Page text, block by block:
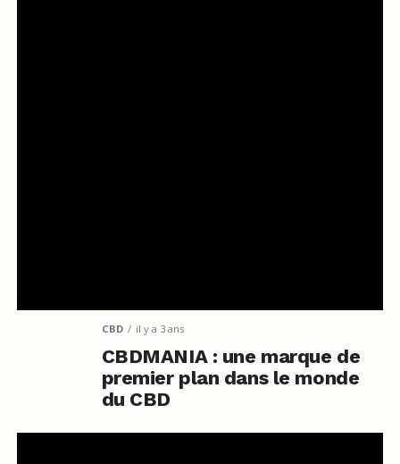
CBD il y a 3 ans
CBDMANIA : une marque de
premier plan dans le monde
du CBD